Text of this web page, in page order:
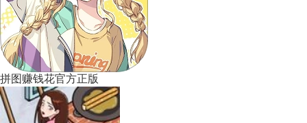
拼图赚钱花官方正版